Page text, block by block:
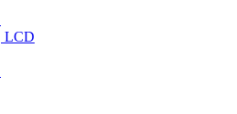
لوازم تلویزیون LED و LCD